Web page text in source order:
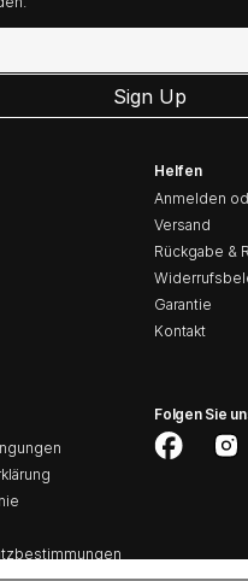
Sign Up
Folgen Sie
Facebook
Helfen
Anmelden
Versand
Rückgabe &
Garantie
Kontakt